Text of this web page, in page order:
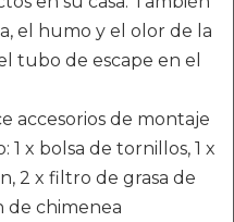
el humo y el olor de la
tubo de escape en el
accesorios de montaje
x bolsa de tornillos, 1 x
2 x filtro de grasa de
de chimenea